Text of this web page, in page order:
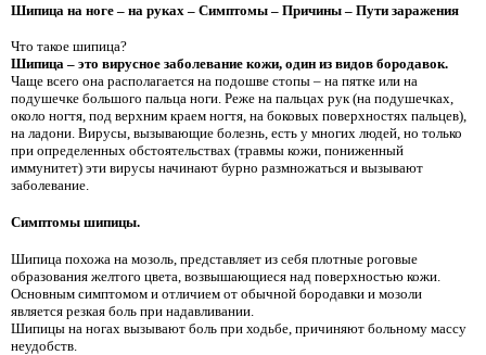
Шипица на ноге – на руках – Симптомы – Причины – Пути заражения
Что такое шипица?
Шипица – это вирусное заболевание кожи, один из видов бородавок.
Чаще всего она располагается на подошве стопы – на пятке или на
подушечке большого пальца ноги. Реже на пальцах рук (на подушечках,
около ногтя, под верхним краем ногтя, на боковых поверхностях пальцев),
на ладони. Вирусы, вызывающие болезнь, есть у многих людей, но только
при определенных обстоятельствах (травмы кожи, пониженный
иммунитет) эти вирусы начинают бурно размножаться и вызывают
заболевание.
Симптомы шипицы.
Шипица похожа на мозоль, представляет из себя плотные роговые
образования желтого цвета, возвышающиеся над поверхностью кожи.
Основным симптомом и отличием от обычной бородавки и мозоли
является резкая боль при надавливании.
Шипицы на ногах вызывают боль при ходьбе, причиняют больному массу
неудобств.